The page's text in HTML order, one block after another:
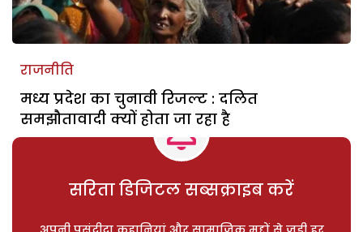
राजनीति
मध्य प्रदेश का चुनावी रिजल्ट : दलित
समझौतावादी क्यों होता जा रहा है
सरिता डिजिटल सब्सक्राइब करें